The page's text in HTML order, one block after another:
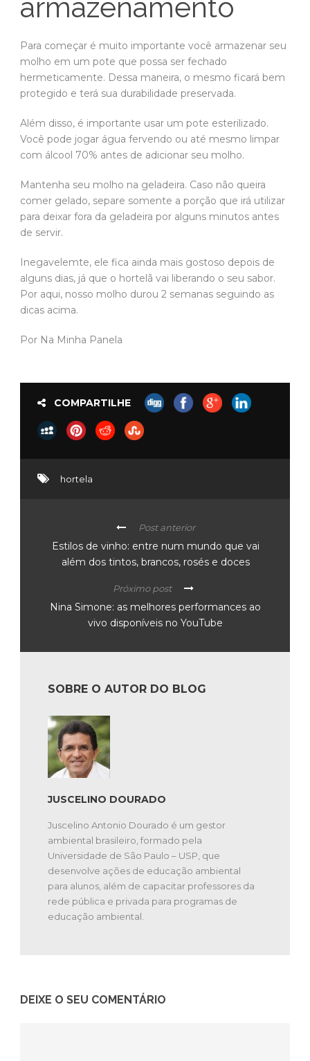
armazenamento
Para começar é muito importante você armazenar seu
molho em um pote que possa ser fechado
hermeticamente. Dessa maneira, o mesmo ficará bem
protegido e terá sua durabilidade preservada.
Além disso, é importante usar um pote esterilizado.
Você pode jogar água fervendo ou até mesmo limpar
com álcool 70% antes de adicionar seu molho.
Mantenha seu molho na geladeira. Caso não queira
comer gelado, separe somente a porção que irá utilizar
para deixar fora da geladeira por alguns minutos antes
de servir.
Inegavelemte, ele fica ainda mais gostoso depois de
alguns dias, já que o hortelã vai liberando o seu sabor.
Por aqui, nosso molho durou 2 semanas seguindo as
dicas acima.
Por Na Minha Panela
COMPARTILHE
hortela
Post anterior
Estilos de vinho: entre num mundo que vai
além dos tintos, brancos, rosés e doces
Próximo post
Nina Simone: as melhores performances ao
vivo disponíveis no YouTube
SOBRE O AUTOR DO BLOG
JUSCELINO DOURADO
Juscelino Antonio Dourado é um gestor
ambiental brasileiro, formado pela
Universidade de São Paulo – USP, que
desenvolve ações de educação ambiental
para alunos, além de capacitar professores da
rede pública e privada para programas de
educação ambiental.
DEIXE O SEU COMENTÁRIO